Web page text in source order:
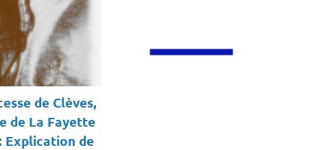
de Clèves,
de La Fayette
Explication de